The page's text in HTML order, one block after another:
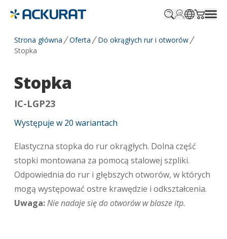
Strona główna Oferta
Do okrągłych rur i otworów
Stopka
Stopka
IC-LGP23
Występuje w 20 wariantach
Elastyczna stopka do rur okrągłych. Dolna część
stopki montowana za pomocą stalowej szpliki.
Odpowiednia do rur i głębszych otworów, w których
mogą występować ostre krawędzie i odkształcenia.
Uwaga:Nie nadaje się do otworów w blasze itp.